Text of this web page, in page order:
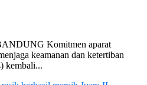
Komitmen aparat
keamanan dan ketertiban
kembali...